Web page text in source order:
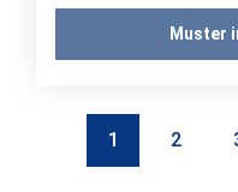
Muster
Seite
1
Seite
2